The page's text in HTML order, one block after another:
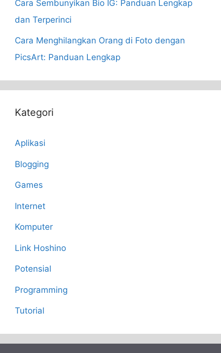
Cara Sembunyikan Bio IG: Panduan Lengkap
dan Terperinci
Cara Menghilangkan Orang di Foto dengan
PicsArt: Panduan Lengkap
Kategori
Aplikasi
Blogging
Games
Internet
Komputer
Link Hoshino
Potensial
Programming
Tutorial